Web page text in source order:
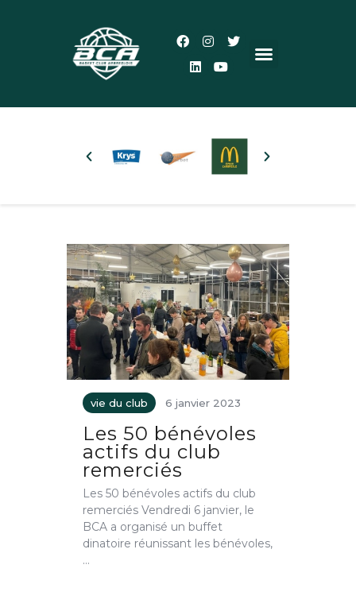
Accueil
Actualités
Autres pratiques
Partenaires
Boutique
Plus d’infos
vie du club 6 janvier 2023
Les 50 bénévoles
actifs du club
remerciés
Les 50 bénévoles actifs du club
remerciés Vendredi 6 janvier, le
BCA a organisé un buffet
dinatoire réunissant les bénévoles,
…